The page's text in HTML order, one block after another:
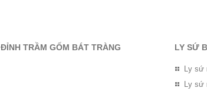
ĐỈNH TRẦM GỐM BÁT TRÀNG LY SỨ
Ly sứ
Ly sứ